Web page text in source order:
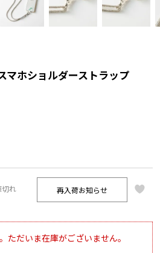
マホショルダーストラップ
切れ 再入荷お知らせ
ただいま在庫がございません。